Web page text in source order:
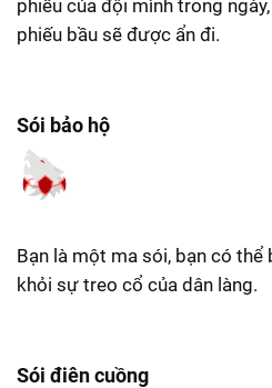
phiếu của đội mình trong
phiếu bầu sẽ được ẩn đi.
Sói bảo hộ
Bạn là một ma sói, bạn có
khỏi sự treo cổ của dân làng.
Sói điên cuồng